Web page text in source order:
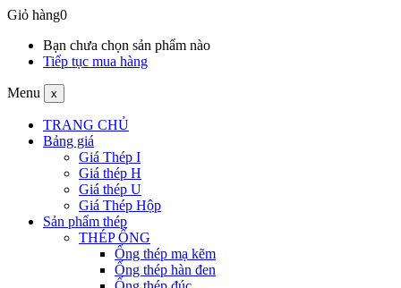
Giỏ hàng0
Bạn chưa chọn sản phẩm nào
Tiếp tục mua hàng
Menu x
TRANG CHỦ
Bảng giá
Giá Thép I
Giá thép H
Giá thép U
Giá Thép Hộp
Sản phẩm thép
THÉP ỐNG
Ống thép mạ kẽm
Ống thép hàn đen